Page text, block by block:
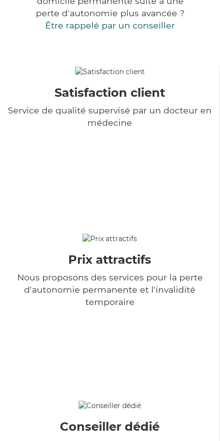
perte d'autonomie plus avancée ?
Être rappelé par un conseiller
Satisfaction client
Service de qualité supervisé par un docteur en
médecine
Prix attractifs
Nous proposons des services pour la perte
d'autonomie permanente et l'invalidité
temporaire
Conseiller dédié